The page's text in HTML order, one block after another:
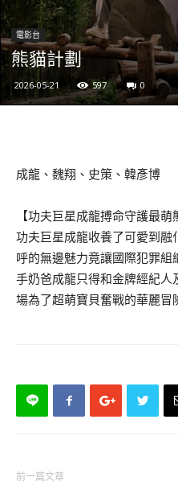
電影台
熊貓計劃
2026-05-21 597 0
成龍、魏翔、史策、韓彥博
【功夫巨星成龍搏命守護最萌
功夫巨星成龍收養了可愛到
呼的無邊魅力竟讓國際犯罪
手奶爸成龍只得和金牌經紀
場為了超萌寶貝奮戰的華麗冒
前一篇文章